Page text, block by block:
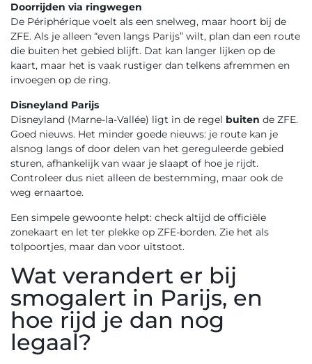
Doorrijden via ringwegen
De Périphérique voelt als een snelweg, maar hoort bij de
ZFE. Als je alleen “even langs Parijs” wilt, plan dan een route
die buiten het gebied blijft. Dat kan langer lijken op de
kaart, maar het is vaak rustiger dan telkens afremmen en
invoegen op de ring.
Disneyland Parijs
Disneyland (Marne-la-Vallée) ligt in de regel buiten de ZFE.
Goed nieuws. Het minder goede nieuws: je route kan je
alsnog langs of door delen van het gereguleerde gebied
sturen, afhankelijk van waar je slaapt of hoe je rijdt.
Controleer dus niet alleen de bestemming, maar ook de
weg ernaartoe.
Een simpele gewoonte helpt: check altijd de officiële
zonekaart en let ter plekke op ZFE-borden. Zie het als
tolpoortjes, maar dan voor uitstoot.
Wat verandert er bij
smogalert in Parijs, en
hoe rijd je dan nog
legaal?